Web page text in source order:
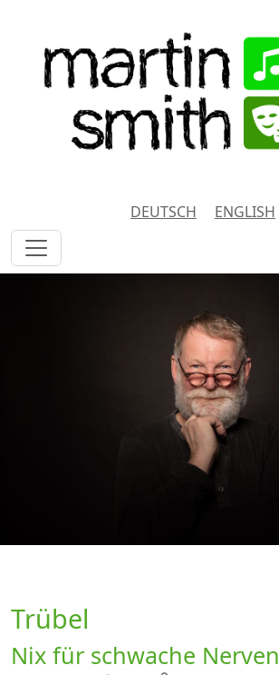
DEUTSCH ENGLISH
Trübel
Nix für schwache Nerven